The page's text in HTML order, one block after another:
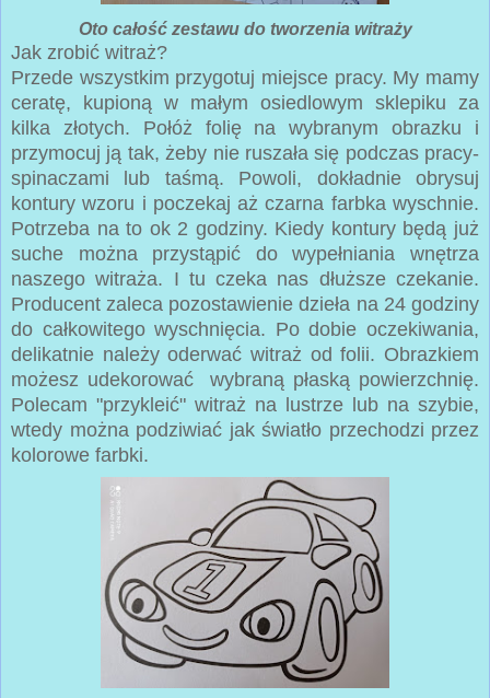
Oto całość zestawu do tworzenia witraży
Jak zrobić witraż?
Przede wszystkim przygotuj miejsce pracy. My mamy
ceratę, kupioną w małym osiedlowym sklepiku za
kilka złotych. Połóż folię na wybranym obrazku i
przymocuj ją tak, żeby nie ruszała się podczas pracy-
spinaczami lub taśmą. Powoli, dokładnie obrysuj
kontury wzoru i poczekaj aż czarna farbka wyschnie.
Potrzeba na to ok 2 godziny. Kiedy kontury będą już
suche można przystąpić do wypełniania wnętrza
naszego witraża. I tu czeka nas dłuższe czekanie.
Producent zaleca pozostawienie dzieła na 24 godziny
do całkowitego wyschnięcia. Po dobie oczekiwania,
delikatnie należy oderwać witraż od folii. Obrazkiem
możesz udekorować wybraną płaską powierzchnię.
Polecam "przykleić" witraż na lustrze lub na szybie,
wtedy można podziwiać jak światło przechodzi przez
kolorowe farbki.